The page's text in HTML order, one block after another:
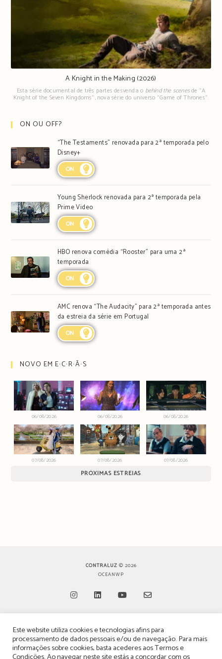
A Knight in the Making (2026)
Esta série documental de três partes desvenda o behind the scenesde "A
Knight of the Seven Kingdoms", nova série do universo "Game of Thrones".
ON OU OFF?
“The Testaments” renovada para 2ª temporada pelo
Disney+
ON
Young Sherlock renovada para 2ª temporada pela
Prime Video
ON
HBO renova comédia “Rooster” para uma 2ª
temporada
ON
AMC renova “The Audacity” para 2ª temporada antes
da estreia da série em Portugal
ON
NOVO EM E∙C∙R∙Ã∙S
06/08/2026 06/08/2026 06/08/2026
07/08/2026 07/08/2026 07/08/2026
PRÓXIMAS ESTREIAS
CONTRALUZ © 2026
OCEANWP
in
a
in
a
in
a
in
a
TERMOS, CONDIÇÕES & POLÍTICA DE PRIVACIDADE
ESTATUTO EDITORIAL
Este website utiliza cookies e tecnologias afins para
processamento de dados pessoais e/ou de navegação. Para mais
informações sobre cookies, basta acederes aosTermos e